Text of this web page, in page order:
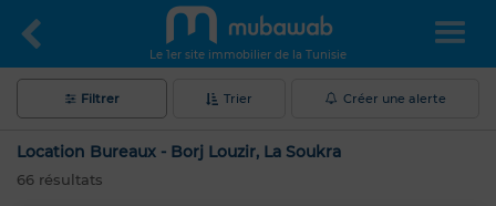
Le 1er site immobilier de la Tunisie
Filtrer Trier Créer une alerte
Location Bureaux - Borj Louzir, La Soukra
66 résultats